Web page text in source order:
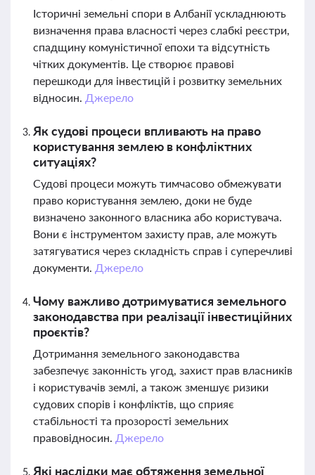
Історичні земельні спори в Албанії ускладнюють
визначення права власності через слабкі реєстри,
спадщину комуністичної епохи та відсутність
чітких документів. Це створює правові
перешкоди для інвестицій і розвитку земельних
відносин. Джерело
Як судові процеси впливають на право
користування землею в конфліктних
ситуаціях?
Судові процеси можуть тимчасово обмежувати
право користування землею, доки не буде
визначено законного власника або користувача.
Вони є інструментом захисту прав, але можуть
затягуватися через складність справ і суперечливі
документи. Джерело
Чому важливо дотримуватися земельного
законодавства при реалізації інвестиційних
проєктів?
Дотримання земельного законодавства
забезпечує законність угод, захист прав власників
і користувачів землі, а також зменшує ризики
судових спорів і конфліктів, що сприяє
стабільності та прозорості земельних
правовідносин. Джерело
Які наслідки має обтяження земельної